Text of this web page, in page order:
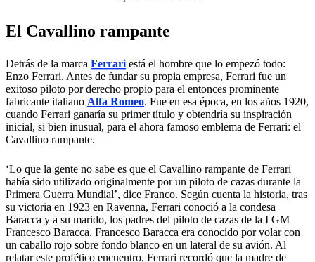
El Cavallino rampante
Detrás de la marca Ferrari está el hombre que lo empezó todo:
Enzo Ferrari. Antes de fundar su propia empresa, Ferrari fue un
exitoso piloto por derecho propio para el entonces prominente
fabricante italiano Alfa Romeo. Fue en esa época, en los años 1920,
cuando Ferrari ganaría su primer título y obtendría su inspiración
inicial, si bien inusual, para el ahora famoso emblema de Ferrari: el
Cavallino rampante.
‘Lo que la gente no sabe es que el Cavallino rampante de Ferrari
había sido utilizado originalmente por un piloto de cazas durante la
Primera Guerra Mundial’, dice Franco. Según cuenta la historia, tras
su victoria en 1923 en Ravenna, Ferrari conoció a la condesa
Baracca y a su marido, los padres del piloto de cazas de la I GM
Francesco Baracca. Francesco Baracca era conocido por volar con
un caballo rojo sobre fondo blanco en un lateral de su avión. Al
relatar este profético encuentro, Ferrari recordó que la madre de